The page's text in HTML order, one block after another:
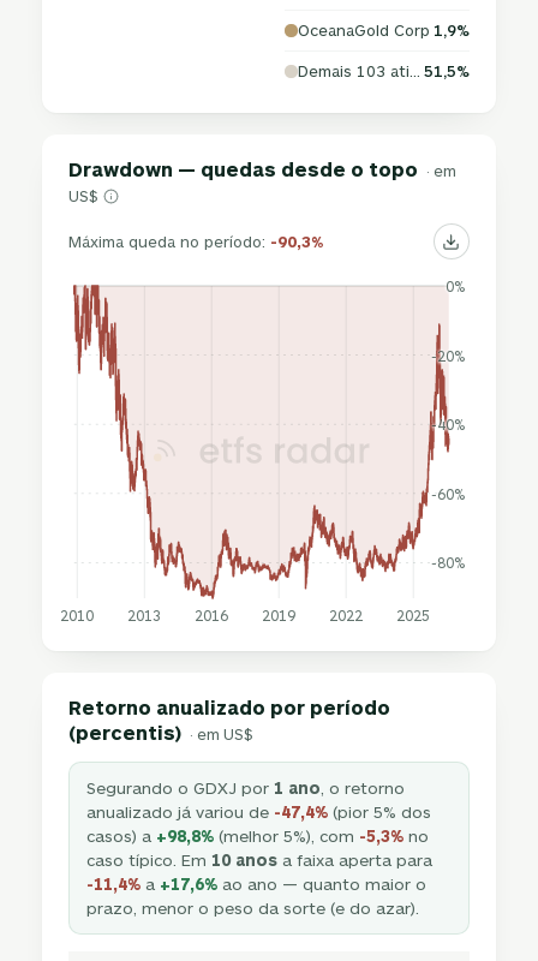
OceanaGold Corp 1,9%
51,5%
Drawdown — quedas desde o topo · em
US$
Máxima queda no período: -90,3%
-80%
-60%
-40%
-20%
0%
2010 2013 2016 2019 2022 2025
Retorno anualizado por período
(percentis) · em US$
Segurando o GDXJ por 1 ano , o retorno
anualizado já variou de -47,4% (pior 5% dos
casos) a +98,8% (melhor 5%), com -5,3% no
caso típico. Em 10 anos a faixa aperta para
-11,4% a +17,6% ao ano — quanto maior o
prazo, menor o peso da sorte (e do azar).